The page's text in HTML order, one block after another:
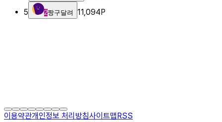
5
2짱구달려 11,094P
이용약관개인정보 처리방침사이트맵RSS